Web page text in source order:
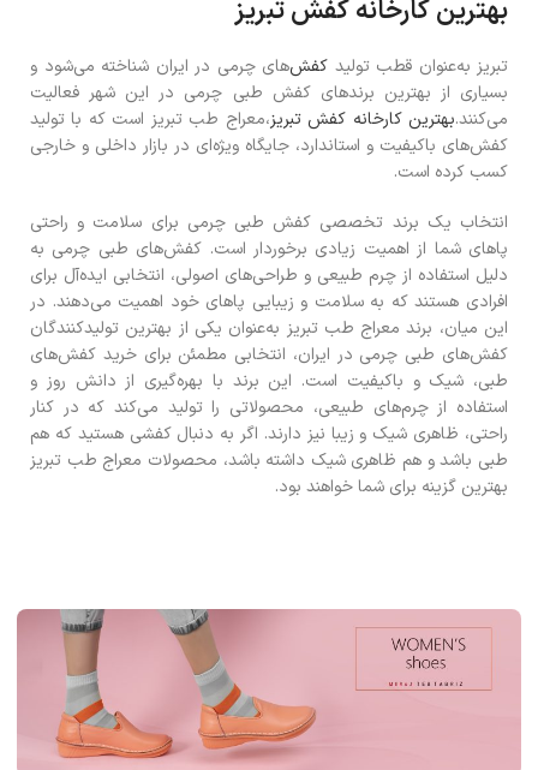
بهترین کارخانه کفش تبریز
تبریز به‌عنوان قطب تولید کفش‌های چرمی در ایران شناخته می‌شود و
بسیاری از بهترین برندهای کفش طبی چرمی در این شهر فعالیت
می‌کنند.بهترین کارخانه کفش تبریز،معراج طب تبریز است که با تولید
کفش‌های باکیفیت و استاندارد، جایگاه ویژه‌ای در بازار داخلی و خارجی
کسب کرده است.
انتخاب یک برند تخصصی کفش طبی چرمی برای سلامت و راحتی
پاهای شما از اهمیت زیادی برخوردار است. کفش‌های طبی چرمی به
دلیل استفاده از چرم طبیعی و طراحی‌های اصولی، انتخابی ایده‌آل برای
افرادی هستند که به سلامت و زیبایی پاهای خود اهمیت می‌دهند. در
این میان، برند معراج طب تبریز به‌عنوان یکی از بهترین تولیدکنندگان
کفش‌های طبی چرمی در ایران، انتخابی مطمئن برای خرید کفش‌های
طبی، شیک و باکیفیت است. این برند با بهره‌گیری از دانش روز و
استفاده از چرم‌های طبیعی، محصولاتی را تولید می‌کند که در کنار
راحتی، ظاهری شیک و زیبا نیز دارند. اگر به دنبال کفشی هستید که هم
طبی باشد و هم ظاهری شیک داشته باشد، محصولات معراج طب تبریز
بهترین گزینه برای شما خواهند بود.